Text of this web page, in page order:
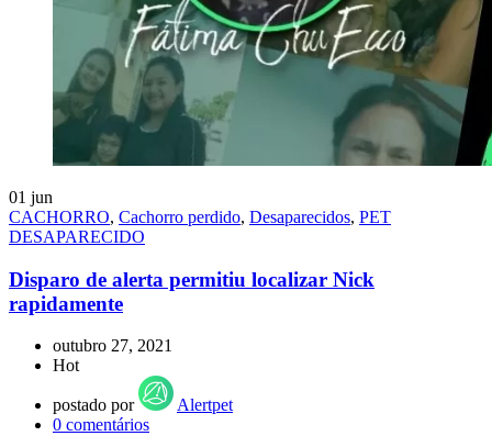
01 jun
CACHORRO, Cachorro perdido, Desaparecidos, PET
DESAPARECIDO
Disparo de alerta permitiu localizar Nick
rapidamente
outubro 27, 2021
Hot
postado por
Alertpet
0 comentários